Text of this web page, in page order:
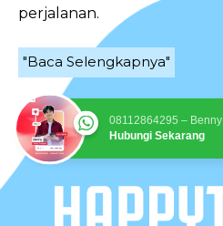
perjalanan.
"Baca Selengkapnya"
08112864295 – Benny
Hubungi Sekarang